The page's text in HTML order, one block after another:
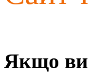
Якщо ви